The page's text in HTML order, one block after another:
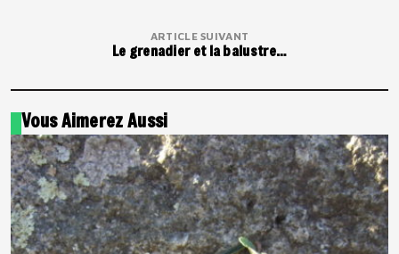
ARTICLE SUIVANT
Le grenadier et la balustre…
Vous Aimerez Aussi